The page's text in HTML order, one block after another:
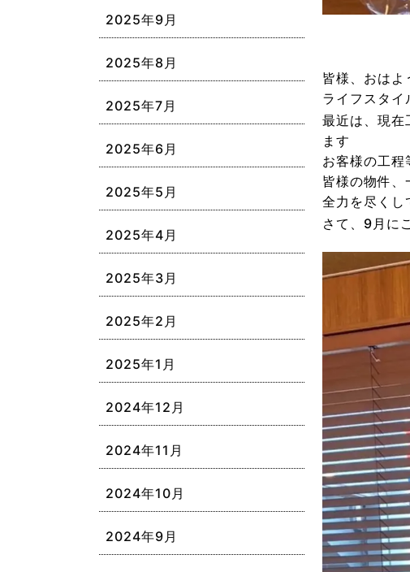
皆様、おはよ
ライフスタイ
最近は、現在
ます
お客様の工程
皆様の物件、
全力を尽くし
さて、9月に
2025年9月
2025年8月
2025年7月
2025年6月
2025年5月
2025年4月
2025年3月
2025年2月
2025年1月
2024年12月
2024年11月
2024年10月
2024年9月